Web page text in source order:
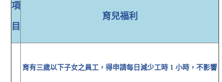
項
目
育兒福利
育有三歲以下子女之員工，得申請每日減少工時 1 小時，不影響